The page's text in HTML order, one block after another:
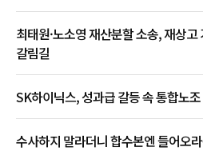
최태원·노소영 재산분할 소송, 재상
갈림길
SK하이닉스, 성과급 갈등 속 통합노
수사하지 말라더니 합수본엔 들어오